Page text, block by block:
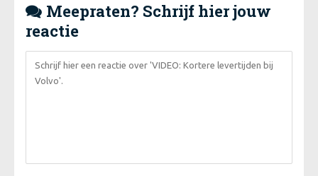
 Meepraten? Schrijf hier jouw
reactie